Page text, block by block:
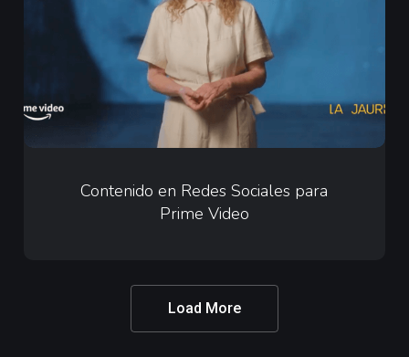
en
Redes
Contenido en Redes Sociales para
Prime Video
Load More